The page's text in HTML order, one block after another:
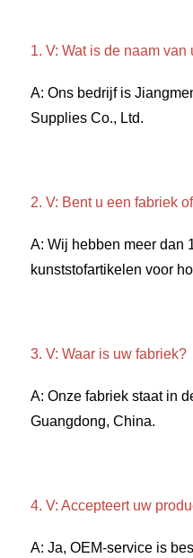
1. V: Wat is de naam van
A: Ons bedrijf is
Supplies Co., Ltd.
2. V: Bent u een fabriek
A: Wij hebben meer dan
kunststofartikelen voor
3. V: Waar is uw fabriek?
A: Onze fabriek staat in
Guangdong, China.
4. V: Accepteert uw
A: Ja, OEM-service is